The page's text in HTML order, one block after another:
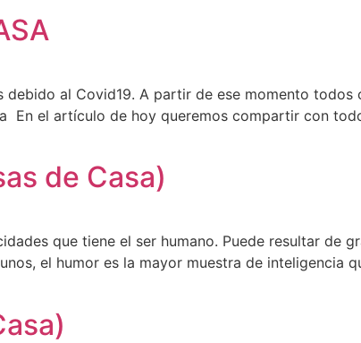
al Covid19. A partir de ese momento todos
En el artículo de hoy queremos compartir con
de Casa)
que tiene el ser humano. Puede resultar de
el humor es la mayor muestra de inteligencia